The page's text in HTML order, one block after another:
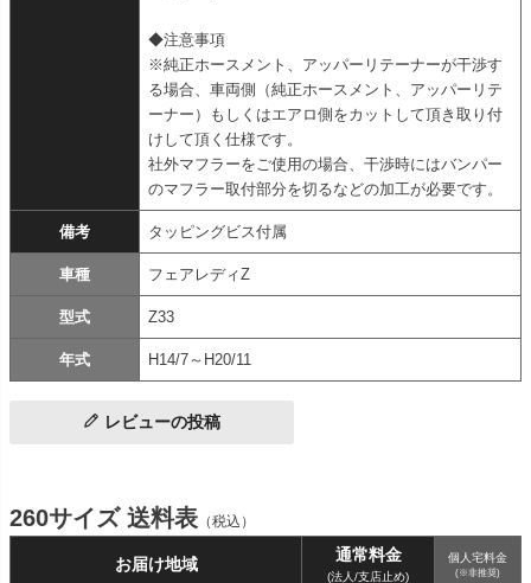
◆注意事項
※純正ホースメント、アッパーリテーナーが干渉す
る場合、車両側（純正ホースメント、アッパーリテ
ーナー）もしくはエアロ側をカットして頂き取り付
けして頂く仕様です。
社外マフラーをご使用の場合、干渉時にはバンパー
のマフラー取付部分を切るなどの加工が必要です。
備考 タッピングビス付属
車種 フェアレディZ
型式 Z33
年式 H14/7～H20/11
レビューの投稿
260サイズ 送料表 （税込）
お届け地域 通常料金
(法人/支店止め)
個人宅料金
(※非推奨)